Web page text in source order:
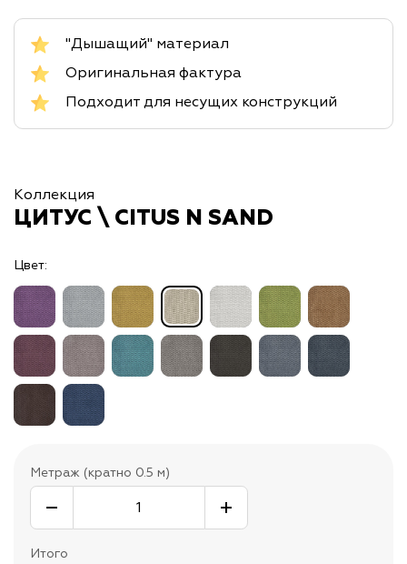
"Дышащий" материал
Оригинальная фактура
Подходит для несущих конструкций
Коллекция
ЦИТУС \ CITUS N SAND
Цвет:
Метраж (кратно 0.5 м)
Итого